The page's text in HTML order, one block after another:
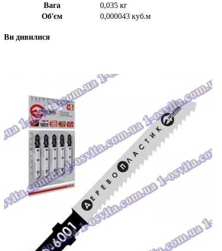
Вага
0,035 кг
Об'єм
0,000043 куб.м
Ви дивилися